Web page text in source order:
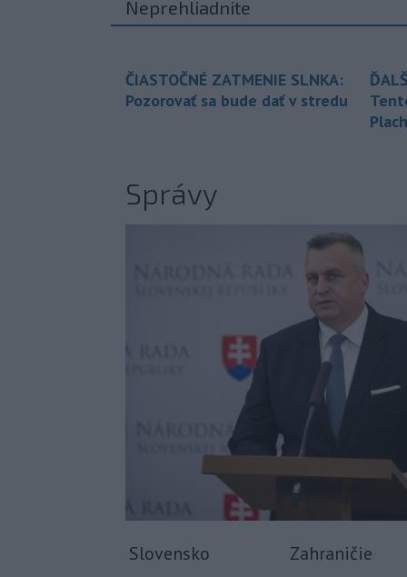
Neprehliadnite
ČIASTOČNÉ ZATMENIE SLNKA:
Pozorovať sa bude dať v stredu
Správy
Slovensko Zahraničie